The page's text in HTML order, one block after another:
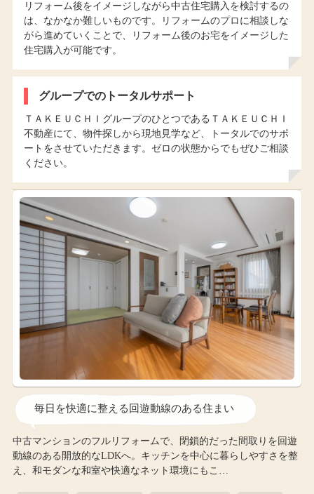
リフォーム後をイメージしながら中古住宅購入を検討するの
は、なかなか難しいものです。リフォームのプロに相談しな
がら進めていくことで、リフォーム後のお宅をイメージした
住宅購入が可能です。
グループでのトータルサポート
ＴＡＫＥＵＣＨＩグループのひとつであるＴＡＫＥＵＣＨＩ
不動産にて、物件探しから現地見学など、トータルでのサポ
ートをさせていただきます。ゼロの状態からでもぜひご相談
ください。
毎日を快適に整える回遊動線のある住まい
中古マンションのフルリフォームで、閉鎖的だった間取りを回遊
動線のある開放的なLDKへ。キッチンを中心に暮らしやすさを整
え、和モダンな和室や快適なネット環境にもこ…